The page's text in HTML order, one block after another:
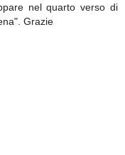
nel quarto verso di
Grazie